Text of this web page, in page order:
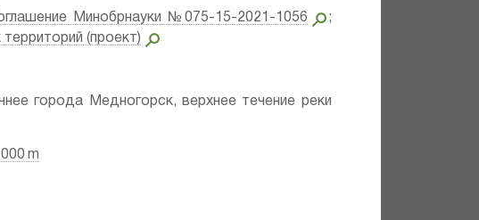
Минобрнауки №075-15-2021-1056
;
(проект)
города Медногорск, верхнее течение реки
m